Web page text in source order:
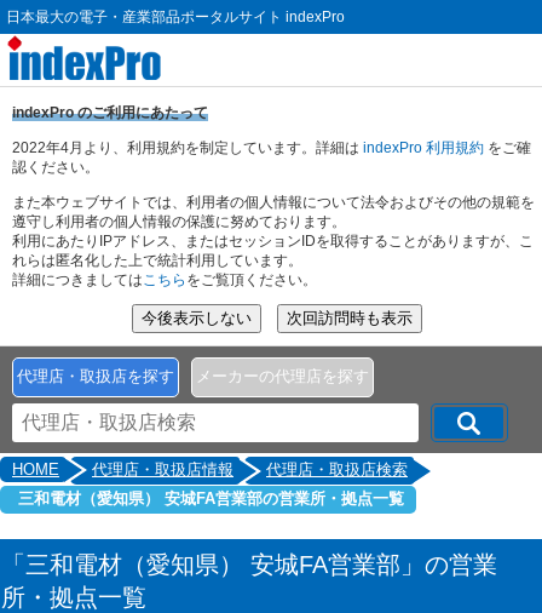
日本最大の電子・産業部品ポータルサイト indexPro
indexPro のご利用にあたって
2022年4月より、利用規約を制定しています。詳細は indexPro 利用規約 をご確
認ください。
また本ウェブサイトでは、利用者の個人情報について法令およびその他の規範を
遵守し利用者の個人情報の保護に努めております。
利用にあたりIPアドレス、またはセッションIDを取得することがありますが、こ
れらは匿名化した上で統計利用しています。
詳細につきましてはこちら をご覧頂ください。
代理店・取扱店を探す メーカーの代理店を探す
HOME 代理店・取扱店情報
代理店・取扱店検索
三和電材（愛知県） 安城FA営業部の営業所・拠点一覧
「三和電材（愛知県） 安城FA営業部」の営業
所・拠点一覧